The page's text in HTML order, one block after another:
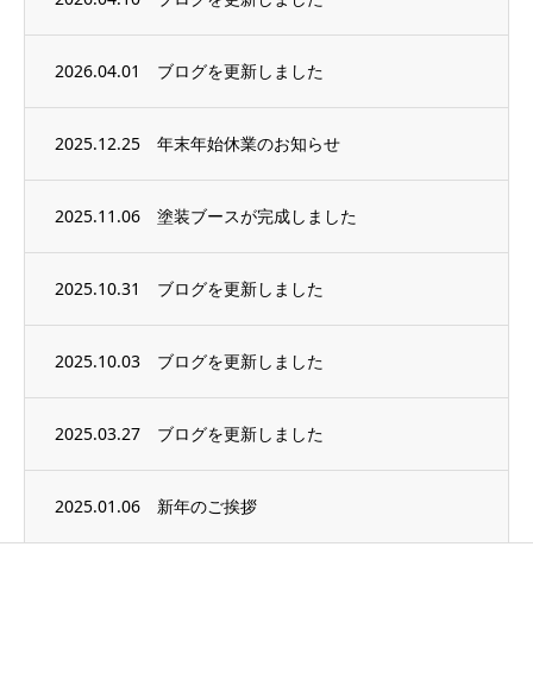
2026.04.01 ブログを更新しました
2025.12.25 年末年始休業のお知らせ
2025.11.06 塗装ブースが完成しました
2025.10.31 ブログを更新しました
2025.10.03 ブログを更新しました
2025.03.27 ブログを更新しました
2025.01.06 新年のご挨拶